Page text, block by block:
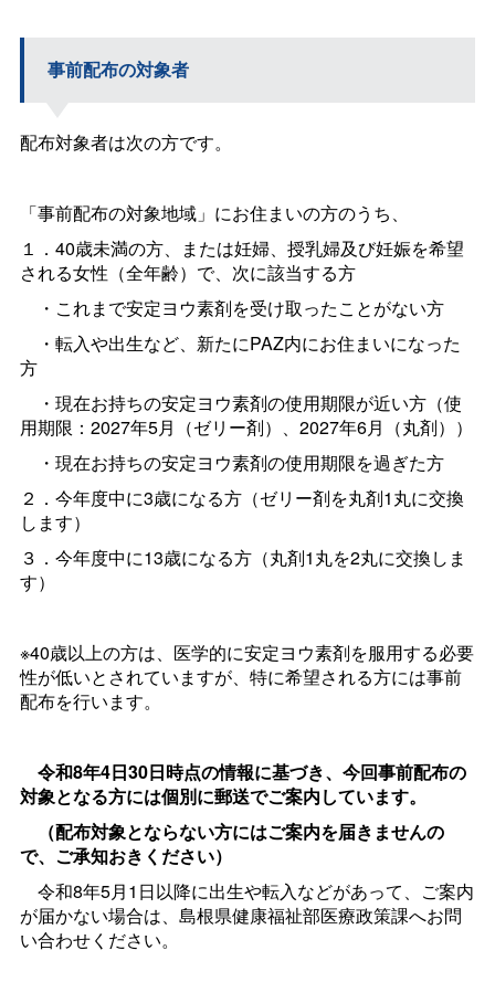
事前配布の対象者
配布対象者は次の方です。
「事前配布の対象地域」にお住まいの方のうち、
１．40歳未満の方、または妊婦、授乳婦及び妊娠を希望
される女性（全年齢）で、次に該当する方
・これまで安定ヨウ素剤を受け取ったことがない方
・転入や出生など、新たにPAZ内にお住まいになった
方
・現在お持ちの安定ヨウ素剤の使用期限が近い方（使
用期限：2027年5月（ゼリー剤）、2027年6月（丸剤））
・現在お持ちの安定ヨウ素剤の使用期限を過ぎた方
２．今年度中に3歳になる方（ゼリー剤を丸剤1丸に交換
します）
３．今年度中に13歳になる方（丸剤1丸を2丸に交換しま
す）
※40歳以上の方は、医学的に安定ヨウ素剤を服用する必要
性が低いとされていますが、特に希望される方には事前
配布を行います。
令和8年4日30日時点の情報に基づき、今回事前配布の
対象となる方には個別に郵送でご案内しています。
（配布対象とならない方にはご案内を届きませんの
で、ご承知おきください）
令和8年5月1日以降に出生や転入などがあって、ご案内
が届かない場合は、島根県健康福祉部医療政策課へお問
い合わせください。